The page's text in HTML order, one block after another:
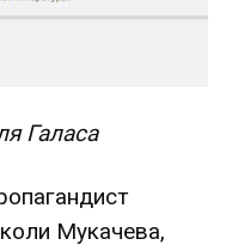
Галаса
Мукачева,